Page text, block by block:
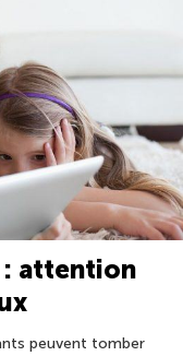
attention
peuvent tomber